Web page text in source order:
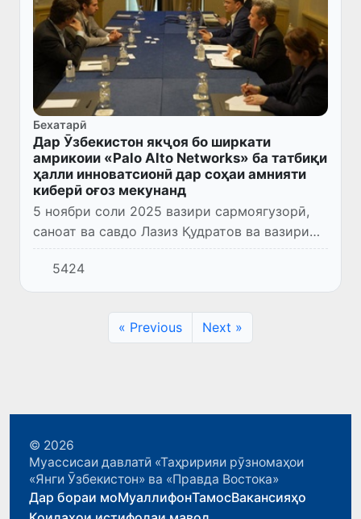
Бехатарӣ
Дар Ӯзбекистон якҷоя бо ширкати
амрикоии «Palo Alto Networks» ба татбиқи
ҳалли инноватсионӣ дар соҳаи амнияти
киберӣ оғоз мекунанд
5 ноябри соли 2025 вазири сармоягузорӣ,
саноат ва савдо Лазиз Қудратов ва вазири
технологияҳои рақамӣ Шерзод Шерматов
дар доираи сафари худ ба Иёлоти
Муттаҳидаи Амрико бо ноиби пре...
5424
« Previous Next »
© 2026
Муассисаи давлатӣ «Таҳририяи рӯзномаҳои
«Янги Ӯзбекистон» ва «Правда Востока»
Дар бораи моМуаллифонТамосВакансияҳо